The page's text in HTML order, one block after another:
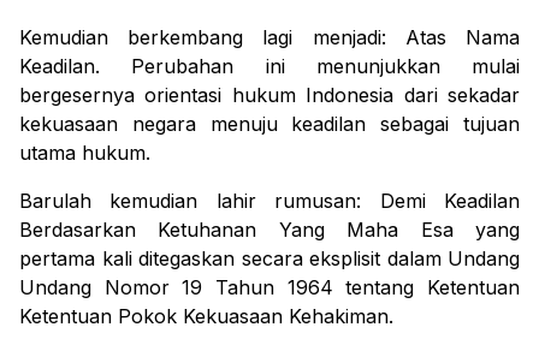
Kemudian berkembang lagi menjadi:
Atas Nama
Keadilan.
Perubahan ini menunjukkan mulai
bergesernya orientasi hukum Indonesia dari sekadar
kekuasaan negara menuju keadilan sebagai tujuan
utama hukum.
Barulah kemudian lahir rumusan:
Demi Keadilan
Berdasarkan Ketuhanan Yang Maha Esa
yang
pertama kali ditegaskan secara eksplisit dalam Undang
Undang Nomor 19 Tahun 1964 tentang Ketentuan
Ketentuan Pokok Kekuasaan Kehakiman.